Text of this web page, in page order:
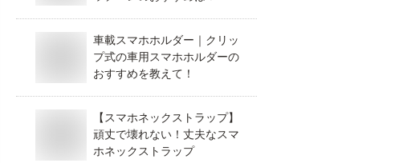
車載スマホホルダー｜クリッ
プ式の車用スマホホルダーの
おすすめを教えて！
【スマホネックストラップ】
頑丈で壊れない！丈夫なスマ
ホネックストラップ